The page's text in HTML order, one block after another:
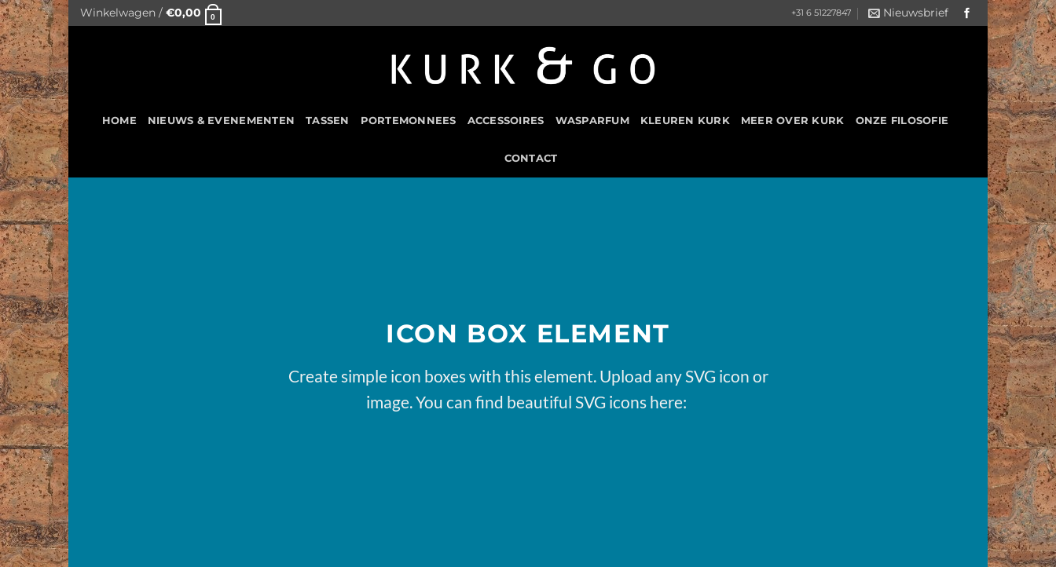
Skip
to
content
Winkelwagen / €0,00 0 +31 6 51227847 Nieuwsbrief
HOME NIEUWS & EVENEMENTEN TASSEN PORTEMONNEES ACCESSOIRES WASPARFUM KLEUREN KURK MEER OVER KURK ONZE FILOSOFIE
CONTACT
ICON BOX ELEMENT
Create simple icon boxes with this element. Upload any SVG icon or
image. You can find beautiful SVG icons here: